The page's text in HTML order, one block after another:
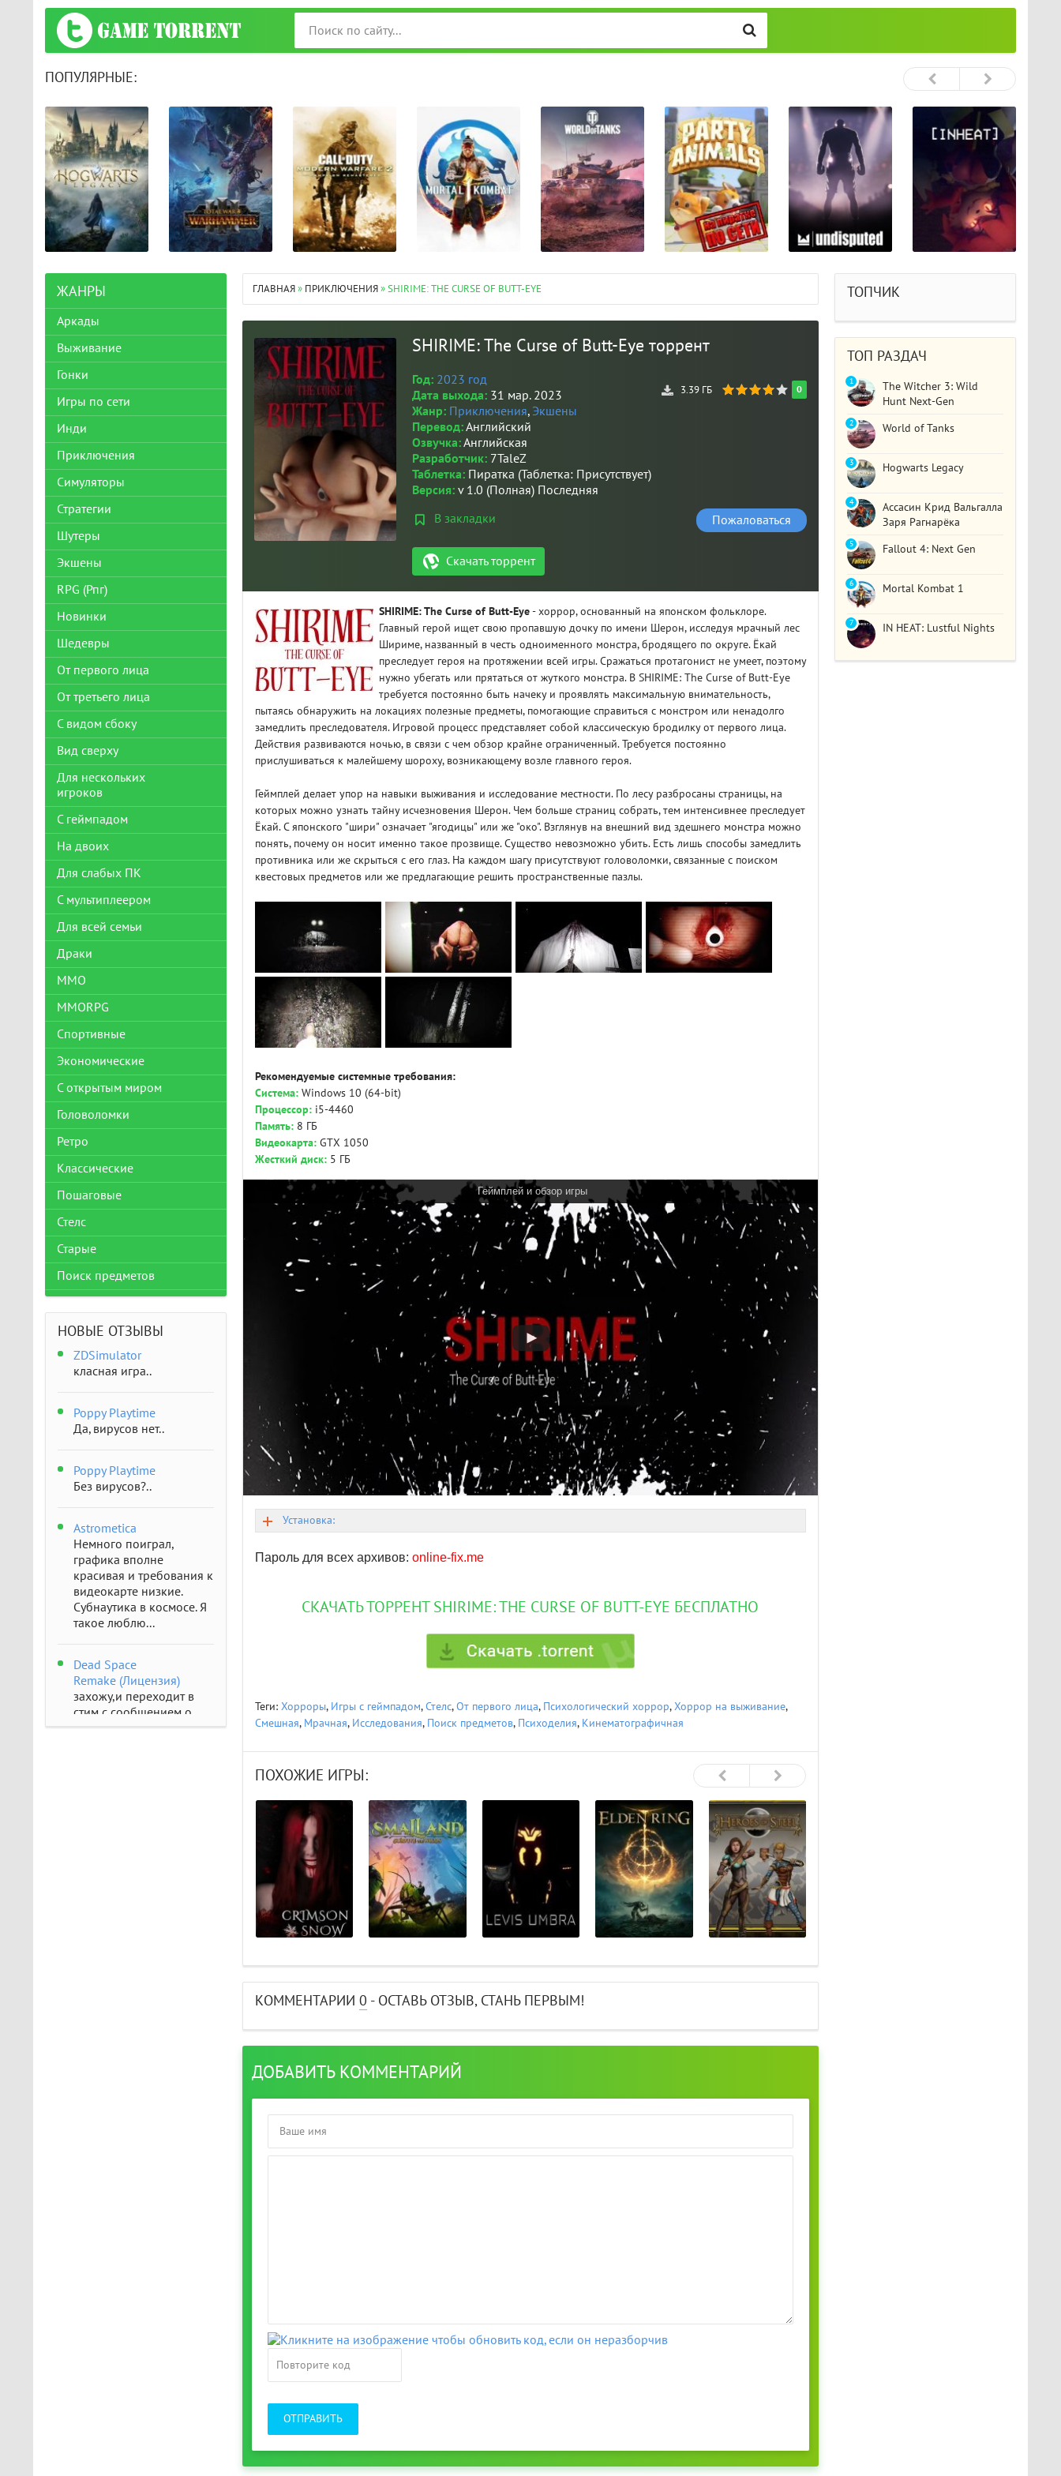
ПОПУЛЯРНЫЕ:
ГЛАВНАЯ» ПРИКЛЮЧЕНИЯ» SHIRIME: THE CURSE OF BUTT-EYE
SHIRIME: The Curse of Butt-Eye торрент
0
3.39 ГБ
Год: 2023 год
Дата выхода:31 мар. 2023
Жанр: Приключения, Экшены
Перевод:Английский
Озвучка:Английская
Разработчик:7TaleZ
Таблетка:Пиратка (Таблетка: Присутствует)
Версия:v 1.0 (Полная) Последняя
В закладки
Пожаловаться
Скачать торрент
SHIRIME: The Curse of Butt-Eye- хоррор, основанный на японском фольклоре.
Главный герой ищет свою пропавшую дочку по имени Шерон, исследуя мрачный лес
Шириме, названный в честь одноименного монстра, бродящего по округе. Ёкай
преследует героя на протяжении всей игры. Сражаться протагонист не умеет, поэтому
нужно убегать или прятаться от жуткого монстра. В SHIRIME: The Curse of Butt-Eye
требуется постоянно быть начеку и проявлять максимальную внимательность,
пытаясь обнаружить на локациях полезные предметы, помогающие справиться с монстром или ненадолго
замедлить преследователя. Игровой процесс представляет собой классическую бродилку от первого лица.
Действия развиваются ночью, в связи с чем обзор крайне ограниченный. Требуется постоянно
прислушиваться к малейшему шороху, возникающему возле главного героя.
Геймплей делает упор на навыки выживания и исследование местности. По лесу разбросаны страницы, на
которых можно узнать тайну исчезновения Шерон. Чем больше страниц собрать, тем интенсивнее преследует
Ёкай. С японского "шири" означает "ягодицы" или же "око". Взглянув на внешний вид здешнего монстра можно
понять, почему он носит именно такое прозвище. Существо невозможно убить. Есть лишь способы замедлить
противника или же скрыться с его глаз. На каждом шагу присутствуют головоломки, связанные с поиском
квестовых предметов или же предлагающие решить пространственные пазлы.
Рекомендуемые системные требования:
Система:Windows 10 (64-bit)
Процессор:i5-4460
Память:8 ГБ
Видеокарта:GTX 1050
Жесткий диск:5 ГБ
Геймплей и обзор игры
Установка:
Пароль для всех архивов: online-fix.me
СКАЧАТЬ ТОРРЕНТ SHIRIME: THE CURSE OF BUTT-EYE БЕСПЛАТНО
Теги: Хорроры, Игры с геймпадом,Стелс,От первого лица, Психологический хоррор,Хоррор на выживание,
Смешная, Мрачная, Исследования, Поиск предметов, Психоделия, Кинематографичная
ПОХОЖИЕ ИГРЫ:
КОММЕНТАРИИ 0 - ОСТАВЬ ОТЗЫВ, СТАНЬ ПЕРВЫМ!
ДОБАВИТЬ КОММЕНТАРИЙ
ОТПРАВИТЬ
ЖАНРЫ
Аркады
Выживание
Гонки
Игры по сети
Инди
Приключения
Симуляторы
Стратегии
Шутеры
Экшены
RPG (Рпг)
Новинки
Шедевры
От первого лица
От третьего лица
С видом сбоку
Вид сверху
Для нескольких
игроков
С геймпадом
На двоих
Для слабых ПК
С мультиплеером
Для всей семьи
Драки
ММО
MMORPG
Спортивные
Экономические
С открытым миром
Головоломки
Ретро
Классические
Пошаговые
Стелс
Старые
Поиск предметов
НОВЫЕ ОТЗЫВЫ
ZDSimulator
класная игра..
Poppy Playtime
Да, вирусов нет..
Poppy Playtime
Без вирусов?..
Astrometica
Немного поиграл,
графика вполне
красивая и требования к
видеокарте низкие.
Субнаутика в космосе. Я
такое люблю...
Dead Space
Remake (Лицензия)
захожу,и переходит в
стим с сообщением о
отсутствии..
ТОПЧИК
ТОП РАЗДАЧ
The Witcher 3: Wild
Hunt Next-Gen
1
World of Tanks
2
Hogwarts Legacy
3
Ассасин Крид Вальгалла
Заря Рагнарёка
4
Fallout 4: Next Gen
5
Mortal Kombat 1
6
IN HEAT: Lustful Nights
7